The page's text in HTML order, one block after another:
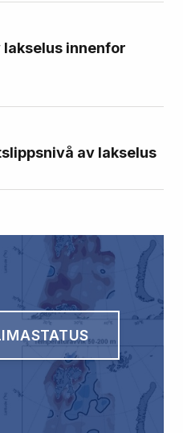
innenfor
av lakselus